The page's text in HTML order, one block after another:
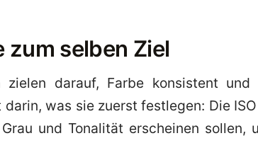
zum selben Ziel
zielen darauf, Farbe konsistent
was sie zuerst festlegen: Die
und Tonalität erscheinen sollen,